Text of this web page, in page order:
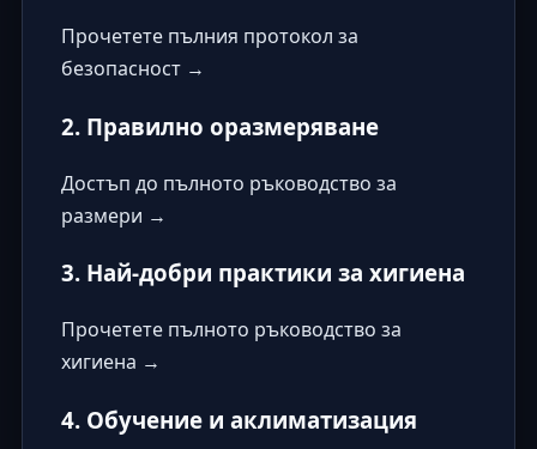
Прочетете пълния протокол за
безопасност →
2. Правилно оразмеряване
Достъп до пълното ръководство за
размери →
3. Най-добри практики за хигиена
Прочетете пълното ръководство за
хигиена →
4. Обучение и аклиматизация